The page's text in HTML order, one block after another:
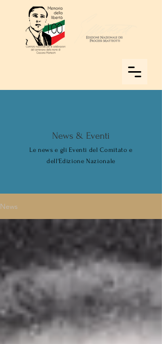
News & Eventi
Le news e gli Eventi del Comitato e
dell'Edizione Nazionale
News